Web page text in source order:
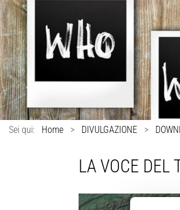
Sei qui: Home > DIVULGAZIONE >
LA VOCE DEL